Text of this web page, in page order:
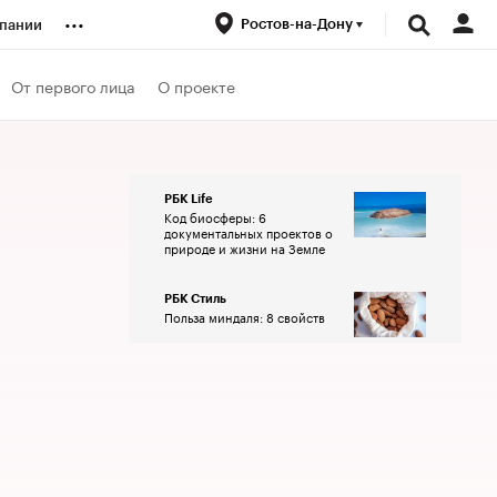
... Ростов-на-Дону
От первого лица О проекте
РБК Life
Код биосферы: 6
документальных проектов о
природе и жизни на Земле
РБК Стиль
Польза миндаля: 8 свойств